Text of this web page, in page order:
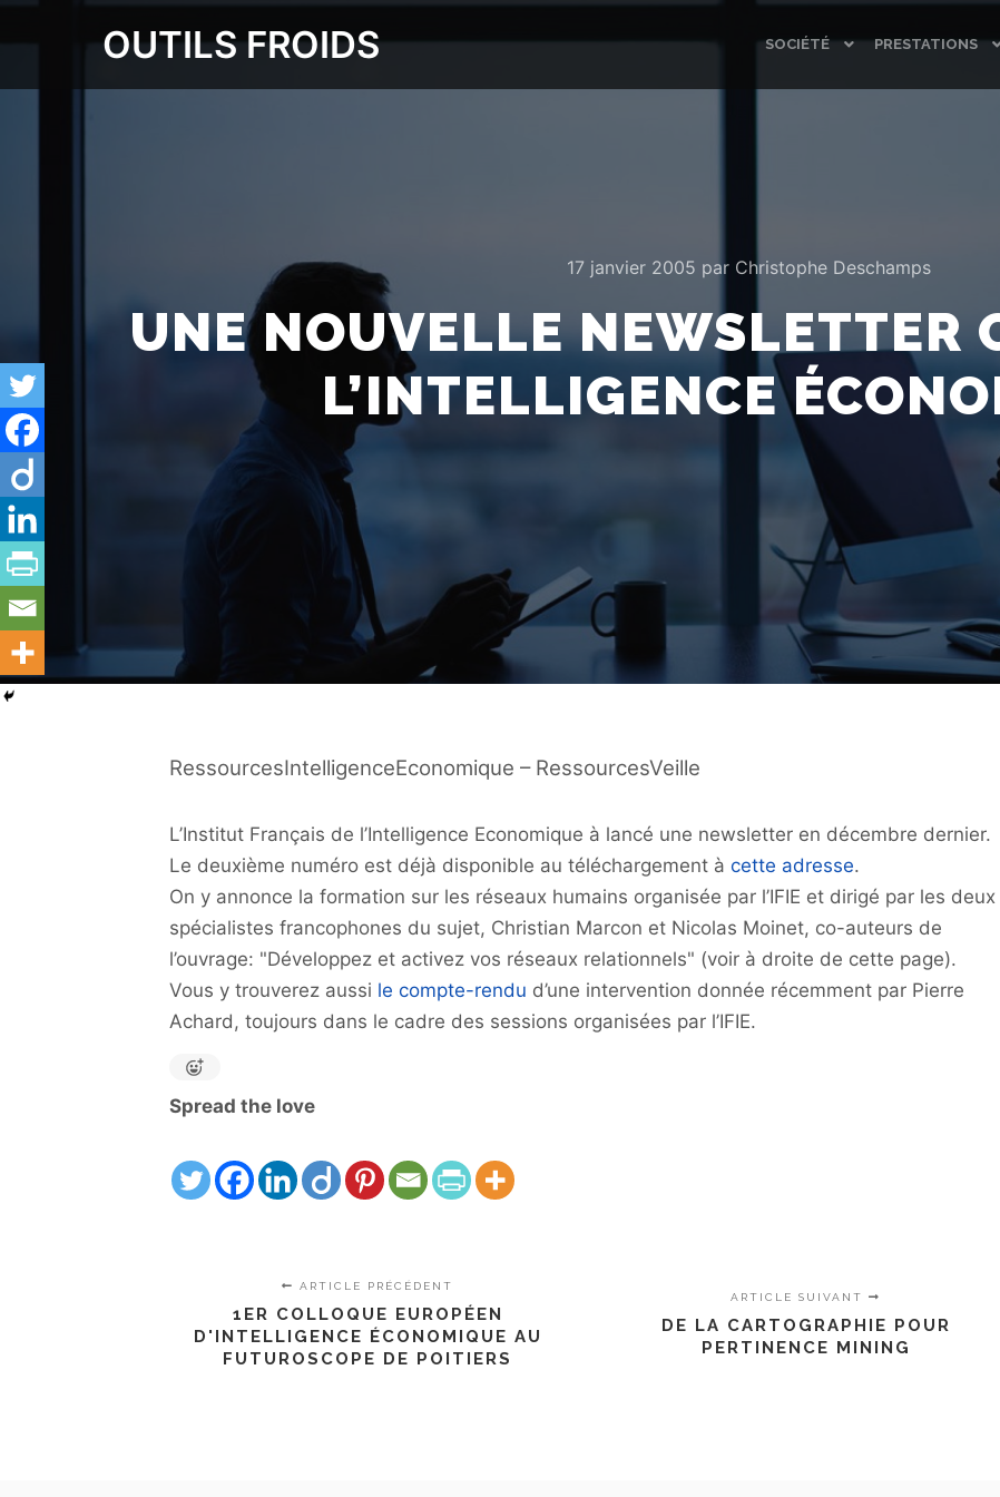
OUTILS FROIDS SOCIÉTÉ PRESTATIONS
17 janvier 2005 par Christophe Deschamps
UNE NOUVELLE NEWSLETTER
L’INTELLIGENCE
RessourcesIntelligenceEconomique – RessourcesVeille
L’Institut Français de l’Intelligence Economique à lancé une newsletter en décembre dernier.
Le deuxième numéro est déjà disponible au téléchargement à cette adresse.
On y annonce la formation sur les réseaux humains organisée par l’IFIE et dirigé par les deux
spécialistes francophones du sujet, Christian Marcon et Nicolas Moinet, co-auteurs de
l’ouvrage: "Développez et activez vos réseaux relationnels" (voir à droite de cette page).
Vous y trouverez aussi le compte-rendu d’une intervention donnée récemment par Pierre
Achard, toujours dans le cadre des sessions organisées par l’IFIE.
Spread the love
ARTICLE PRÉCÉDENT
1ER COLLOQUE EUROPÉEN
D'INTELLIGENCE ÉCONOMIQUE AU
FUTUROSCOPE DE POITIERS
ARTICLE SUIVANT
DE LA CARTOGRAPHIE POUR
PERTINENCE MINING